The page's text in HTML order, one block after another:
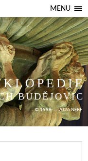
MENU
BUDĚJOVIC
© 1998 — 2026 NEBE